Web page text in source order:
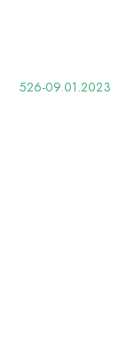
526-09.01.2023